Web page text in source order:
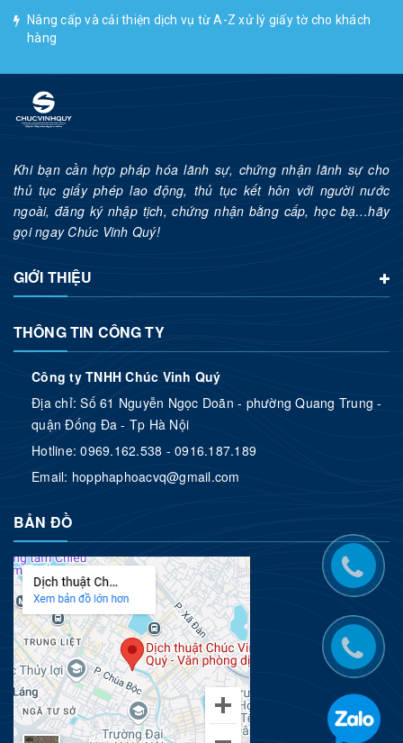
Nâng cấp và cải thiện dịch vụ từ A-Z xử lý giấy tờ cho khách
hàng
Khi bạn cần hợp pháp hóa lãnh sự, chứng nhận lãnh sự cho
thủ tục giấy phép lao động, thủ tục kết hôn với người nước
ngoài, đăng ký nhập tịch, chứng nhận bằng cấp, học bạ…hãy
gọi ngay Chúc Vinh Quý!
GIỚI THIỆU
THÔNG TIN CÔNG TY
Công ty TNHH Chúc Vinh Quý
Địa chỉ: Số 61 Nguyễn Ngọc Doãn - phường Quang Trung -
quận Đống Đa - Tp Hà Nội
Hotline:0969.162.538 - 0916.187.189
Email: hopphaphoacvq@gmail.com
BẢN ĐỒ